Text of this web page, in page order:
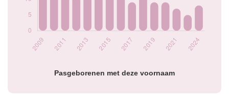
Pasgeborenen met deze voornaam
prénom Jannes par